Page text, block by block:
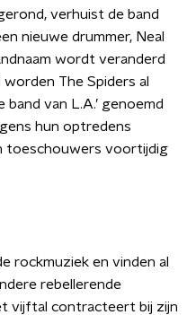
verhuist de band
nieuwe drummer, Neal
wordt veranderd
The Spiders al
band van L.A.’ genoemd
hun optredens
toeschouwers voortijdig
rockmuziek en vinden al
rebellerende
vijftal contracteert bij zijn